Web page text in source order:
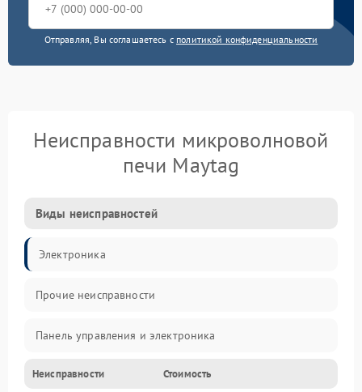
Отправляя, Вы соглашаетесь с политикой конфиденциальности
Неисправности микроволновой
печи Maytag
Виды неисправностей
Электроника
Прочие неисправности
Панель управления и электроника
Дверца и корпус
Неисправности Стоимость